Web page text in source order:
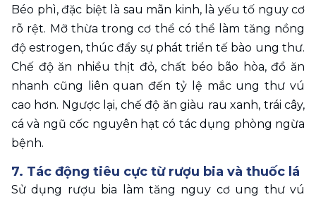
Béo phì, đặc biệt là sau mãn kinh, là yếu tố nguy cơ
rõ rệt. Mỡ thừa trong cơ thể có thể làm tăng nồng
độ estrogen, thúc đẩy sự phát triển tế bào ung thư.
Chế độ ăn nhiều thịt đỏ, chất béo bão hòa, đồ ăn
nhanh cũng liên quan đến tỷ lệ mắc ung thư vú
cao hơn. Ngược lại, chế độ ăn giàu rau xanh, trái cây,
cá và ngũ cốc nguyên hạt có tác dụng phòng ngừa
bệnh.
7. Tác động tiêu cực từ rượu bia và thuốc lá
Sử dụng rượu bia làm tăng nguy cơ ung thư vú